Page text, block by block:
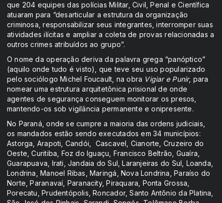
que 204 equipes das polícias Militar, Civil, Penal e Científica
atuaram para “desarticular a estrutura da organização
criminosa, responsabilizar seus integrantes, interromper suas
atividades ilícitas e ampliar a coleta de provas relacionadas a
outros crimes atribuídos ao grupo”.
O nome da operação deriva da palavra grega “panóptico”
(aquilo onde tudo é visto), que teve seu uso popularizado
pelo sociólogo Michel Foucault, na obra Vigiar e Punir, para
nomear uma estrutura arquitetônica prisional de onde
agentes de segurança conseguem monitorar os presos,
mantendo-os sob vigilância permanente e onipresente.
No Paraná, onde se cumpre a maioria das ordens judiciais,
os mandados estão sendo executados em 34 municípios:
Astorga, Arapoti, Candói, Cascavel, Cianorte, Cruzeiro do
Oeste, Curitiba, Foz do Iguaçu, Francisco Beltrão, Guaíra,
Guarapuava, Irati, Jandaia do Sul, Laranjeiras do Sul, Loanda,
Londrina, Manoel Ribas, Maringá, Nova Londrina, Paraíso do
Norte, Paranavaí, Paranacity, Piraquara, Ponta Grossa,
Porecatu, Prudentópolis, Roncador, Santo Antônio da Platina,